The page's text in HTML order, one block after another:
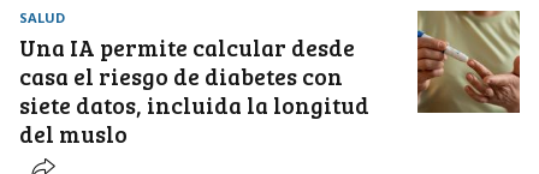
SALUD
Una IA permite calcular desde
casa el riesgo de diabetes con
siete datos, incluida la longitud
del muslo